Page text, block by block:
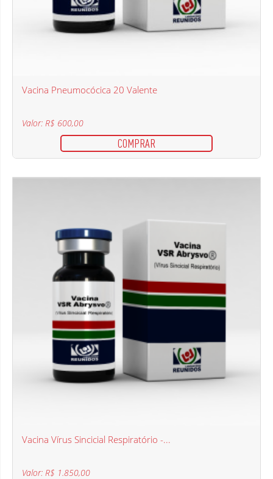
Vacina Pneumocócica 20 Valente
Valor: R$ 600,00
COMPRAR
Vacina Vírus Sincicial Respiratório -...
Valor: R$ 1.850,00